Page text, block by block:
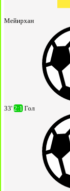
Мейирхан
33' 2:1 Гол